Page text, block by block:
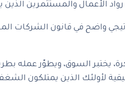
والمستثمرين الذين
واضح في قانون الشركات
السوق، ويطوّر عمله
الذين يمتلكون الشغف